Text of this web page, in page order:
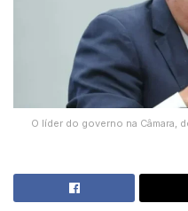
O líder do governo na Câmara,